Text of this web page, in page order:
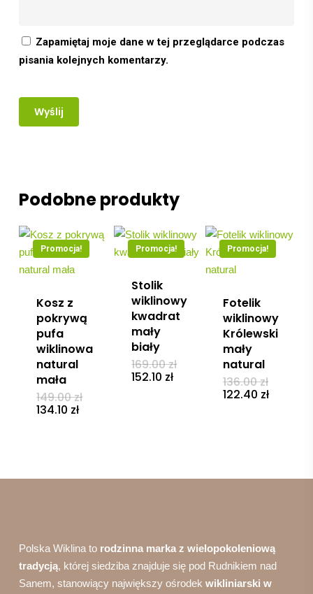
Zapamiętaj moje dane w tej przeglądarce podczas
pisania kolejnych komentarzy.
Podobne produkty
Promocja!
Kosz z
pokrywą
pufa
wiklinowa
natural
mała
149.00złPierwotna
134.10 złAktualna
Promocja!
Stolik
wiklinowy
kwadrat
mały
biały
169.00złPierwotna
wynosiła:
169.00 zł.
152.10 złAktualna
Promocja!
Fotelik
wiklinowy
Królewski
mały
natural
136.00zł
cena
122.40 zł
Polska Wiklina to rodzinna marka z wielopokoleniową
tradycją, której siedziba znajduje się pod Rudnikiem nad
Sanem, stanowiący największy ośrodek wikliniarski w